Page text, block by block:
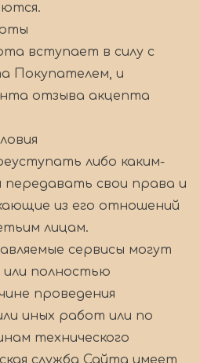
вступает в силу с
Покупателем, и
отзыва акцепта
либо каким-
передавать свои права и
из его отношений
лицам.
сервисы могут
или полностью
проведения
иных работ или по
технического
служба Сайта имеет